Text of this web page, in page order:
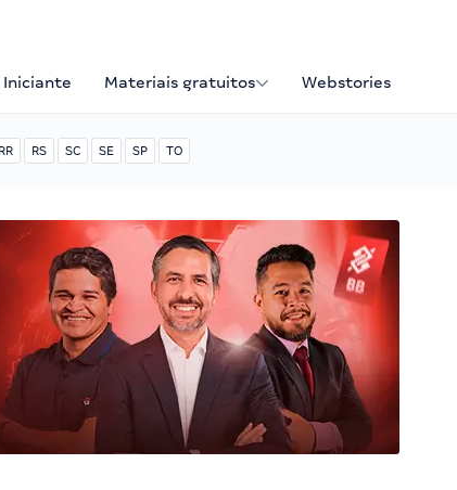
Iniciante Materiais gratuitos Webstories
RR RS SC SE SP TO